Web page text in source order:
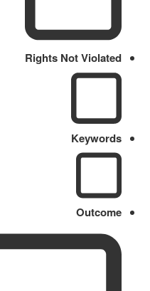
Rights Not Violated
Keywords
Outcome